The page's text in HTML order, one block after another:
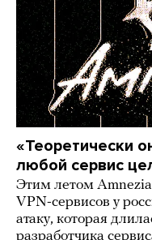
«Теоретически
любой сервис
Этим летом
VPN-сервисов у
атаку, которая
разработчика